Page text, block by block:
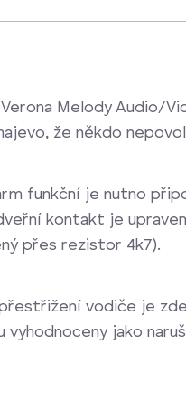
Melody Audio/
že někdo
funkční je nutno
kontakt je
přes rezistor 4k7).
vodiče je
vyhodnoceny jako